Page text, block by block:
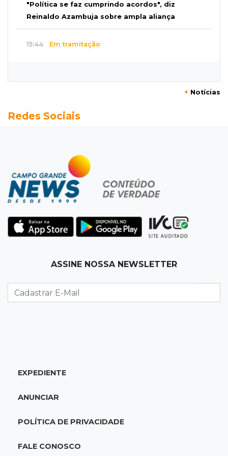
"Política se faz cumprindo acordos", diz
Reinaldo Azambuja sobre ampla aliança
15:44 Em tramitação
Caminhão envolvido em acidente com 4
Pagará indenização
Homem que atacou ex com motosserra na
frente da filha é condenado
Rodamos 1.000 km com o Basalt; veja onde
ele mais surpreendeu
Luto na arquitetura
arquiteto dos projetos fora do comum
14:47"Acrodermo"
pesquisa da UFMS premiada no Paìs
Justiça suspende punições do MEC a cursos de
+ Notícias
Redes Sociais
ASSINE NOSSA NEWSLETTER
EXPEDIENTE
ANUNCIAR
POLÍTICA DE PRIVACIDADE
FALE CONOSCO